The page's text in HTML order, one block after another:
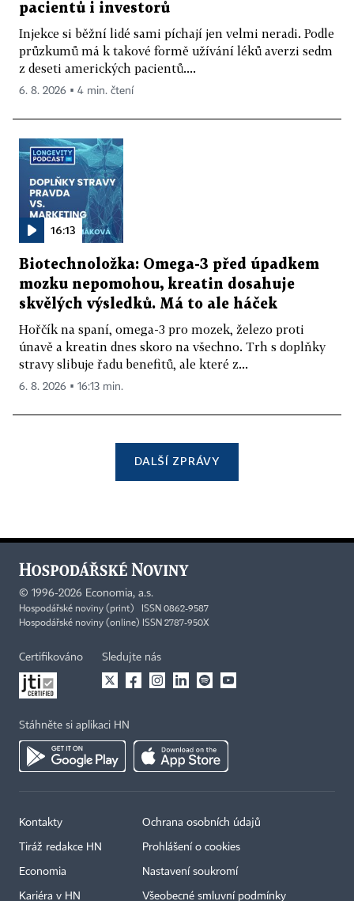
pacientů i investorů
Injekce si běžní lidé sami píchají jen velmi neradi. Podle
průzkumů má k takové formě užívání léků averzi sedm
z deseti amerických pacientů....
6. 8. 2026 ▪ 4 min. čtení
16:13
Biotechnoložka: Omega-3 před úpadkem
mozku nepomohou, kreatin dosahuje
skvělých výsledků. Má to ale háček
Hořčík na spaní, omega-3 pro mozek, železo proti
únavě a kreatin dnes skoro na všechno. Trh s doplňky
stravy slibuje řadu benefitů, ale které z...
6. 8. 2026 ▪ 16:13 min.
DALŠÍ ZPRÁVY
© 1996-2026 Economia, a.s.
Hospodářské noviny (print) ISSN 0862-9587
Hospodářské noviny (online) ISSN 2787-950X
Certifikováno Sledujte nás
Stáhněte si aplikaci HN
Kontakty
Tiráž redakce HN
Economia
Kariéra v HN
Ochrana osobních údajů
Prohlášení o cookies
Nastavení soukromí
Všeobecné smluvní podmínky